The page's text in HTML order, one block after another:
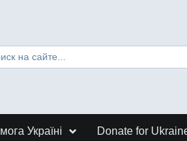
Україні Donate for